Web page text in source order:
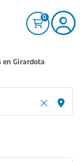
0
en Girardota